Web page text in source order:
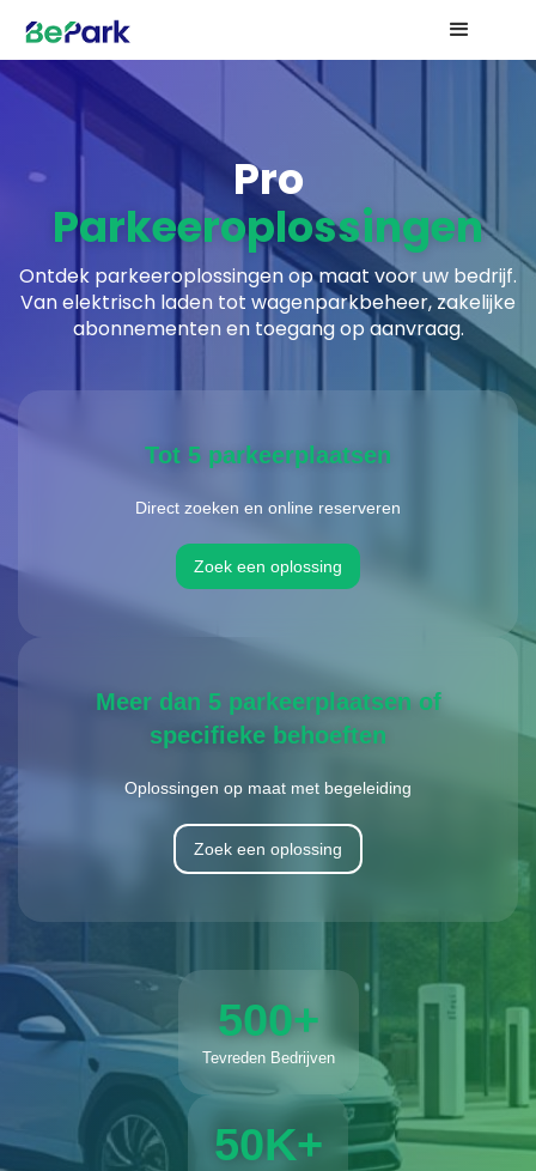
Pro
Parkeeroplossingen
Ontdek parkeeroplossingen op maat voor uw bedrijf.
Van elektrisch laden tot wagenparkbeheer, zakelijke
abonnementen en toegang op aanvraag.
Tot 5 parkeerplaatsen
Direct zoeken en online reserveren
Zoek een oplossing
Meer dan 5 parkeerplaatsen of
specifieke behoeften
Oplossingen op maat met begeleiding
Zoek een oplossing
500+
Tevreden Bedrijven
50K+